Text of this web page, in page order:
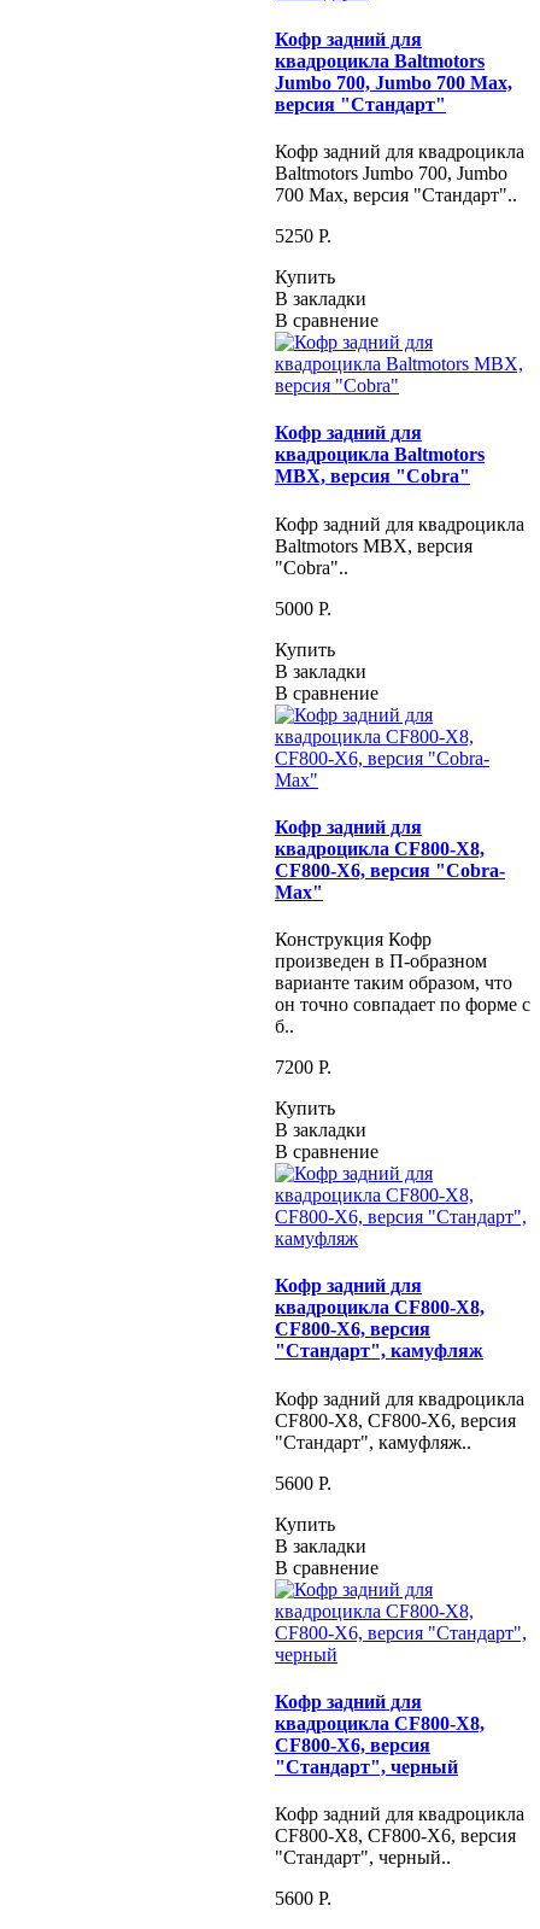
Кофр задний для
квадроцикла Baltmotors
Jumbo 700, Jumbo 700 Max,
версия "Стандарт"
Кофр задний для квадроцикла
Baltmotors Jumbo 700, Jumbo
700 Max, версия "Стандарт"..
5250 P.
Купить
В закладки
В сравнение
Кофр задний для
квадроцикла Baltmotors
MBX, версия "Cobra"
Кофр задний для квадроцикла
Baltmotors MBX, версия
"Cobra"..
5000 P.
Купить
В закладки
В сравнение
Кофр задний для
квадроцикла CF800-X8,
CF800-X6, версия "Cobra-
Max"
Конструкция Кофр
произведен в П-образном
варианте таким образом, что
он точно совпадает по форме с
б..
7200 P.
Купить
В закладки
В сравнение
Кофр задний для
квадроцикла CF800-X8,
CF800-X6, версия
"Стандарт", камуфляж
Кофр задний для квадроцикла
CF800-X8, CF800-X6, версия
"Стандарт", камуфляж..
5600 P.
Купить
В закладки
В сравнение
Кофр задний для
квадроцикла CF800-X8,
CF800-X6, версия
"Стандарт", черный
Кофр задний для квадроцикла
CF800-X8, CF800-X6, версия
"Стандарт", черный..
5600 P.